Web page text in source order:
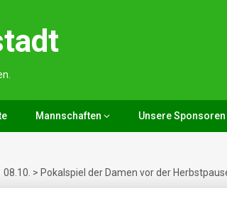
Mannschaften Unsere Sponsoren
08.10. > Pokalspiel der Damen vor der